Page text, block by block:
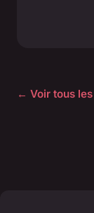
← Voir tous